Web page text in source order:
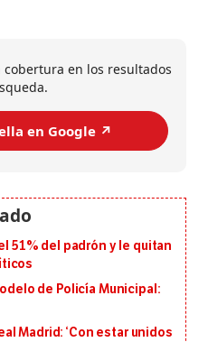
en los resultados
en Google ↗️
51% del padrón y le quitan
de Policía Municipal:
Madrid: ‘Con estar unidos